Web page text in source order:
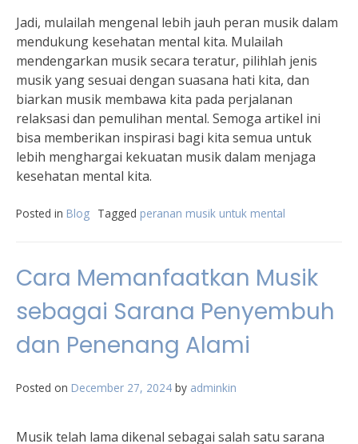
Jadi, mulailah mengenal lebih jauh peran musik dalam
mendukung kesehatan mental kita. Mulailah
mendengarkan musik secara teratur, pilihlah jenis
musik yang sesuai dengan suasana hati kita, dan
biarkan musik membawa kita pada perjalanan
relaksasi dan pemulihan mental. Semoga artikel ini
bisa memberikan inspirasi bagi kita semua untuk
lebih menghargai kekuatan musik dalam menjaga
kesehatan mental kita.
Posted in Blog Tagged peranan musik untuk mental
Cara Memanfaatkan Musik
sebagai Sarana Penyembuh
dan Penenang Alami
Posted on December 27, 2024 by adminkin
Musik telah lama dikenal sebagai salah satu sarana